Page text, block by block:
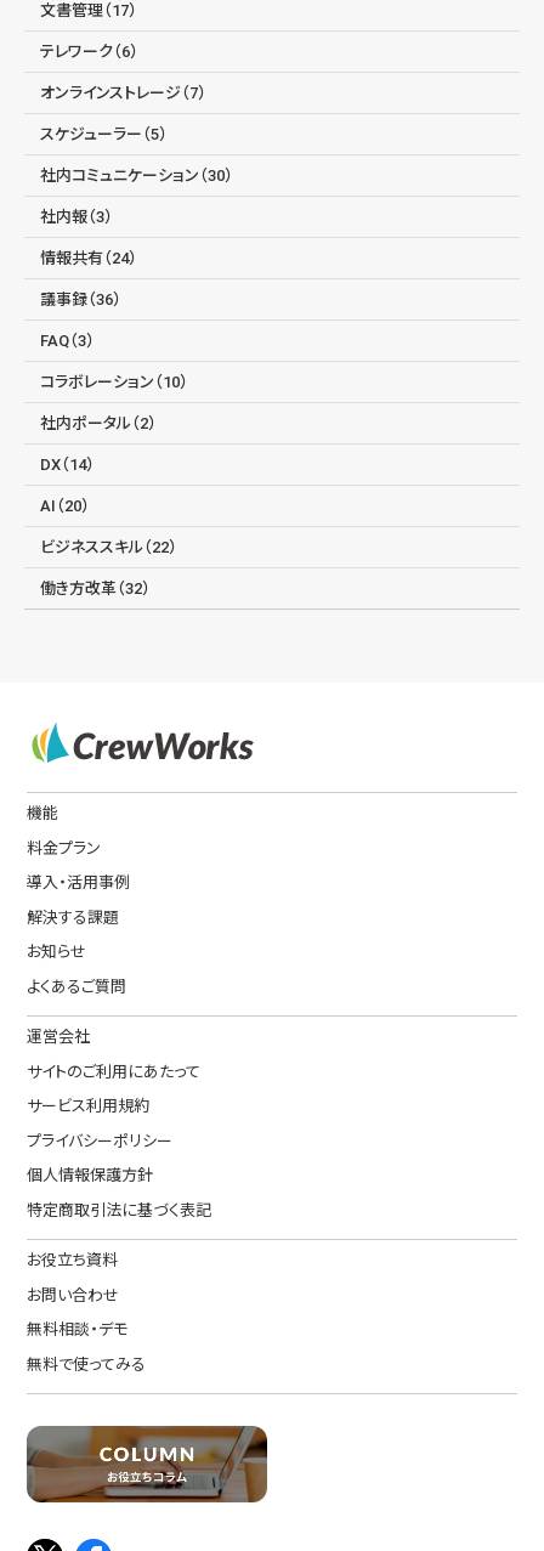
文書管理（17）
テレワーク（6）
オンラインストレージ（7）
スケジューラー（5）
社内コミュニケーション（30）
社内報（3）
情報共有（24）
議事録（36）
FAQ（3）
コラボレーション（10）
社内ポータル（2）
DX（14）
AI（20）
ビジネススキル（22）
働き方改革（32）
機能
料金プラン
導入・活用事例
解決する課題
お知らせ
よくあるご質問
運営会社
サイトのご利用にあたって
サービス利用規約
プライバシーポリシー
個人情報保護方針
特定商取引法に基づく表記
お役立ち資料
お問い合わせ
無料相談・デモ
無料で使ってみる